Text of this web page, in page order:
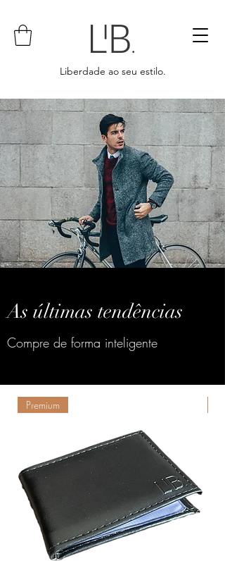
Liberdade ao seu estilo.
As últimas tendências
Compre de forma inteligente
Premium